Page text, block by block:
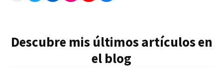
Descubre mis últimos artículos en
el blog